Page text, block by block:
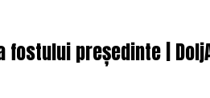
fostului președinte |